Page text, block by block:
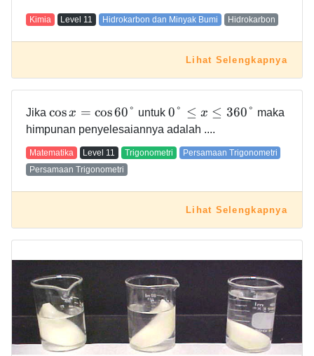
Kimia Level 11 Hidrokarbon dan Minyak Bumi Hidrokarbon
Lihat Selengkapnya
Jika cosx = cos60° untuk0° ≤ x ≤ 360° maka
himpunan penyelesaiannya adalah ....
Matematika Level 11 Trigonometri
Persamaan Trigonometri
Persamaan Trigonometri
Lihat Selengkapnya